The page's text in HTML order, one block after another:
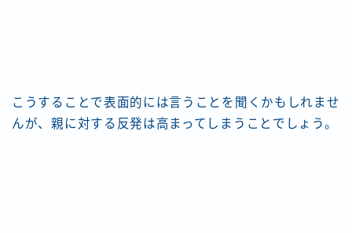
こうすることで表面的には言うことを聞くかもしれませ
んが、親に対する反発は高まってしまうことでしょう。